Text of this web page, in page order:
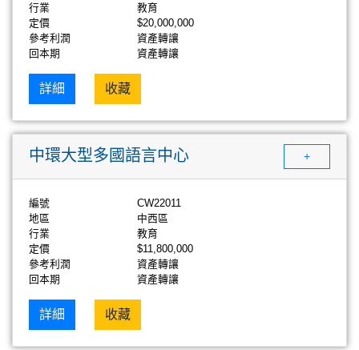
行業
教育
定價
$20,000,000
參考利潤
資產轉讓
回本期
資產轉讓
詳細 收藏
中環大型多國語言中心 +
編號
CW22011
地區
中西區
行業
教育
定價
$11,800,000
參考利潤
資產轉讓
回本期
資產轉讓
詳細 收藏